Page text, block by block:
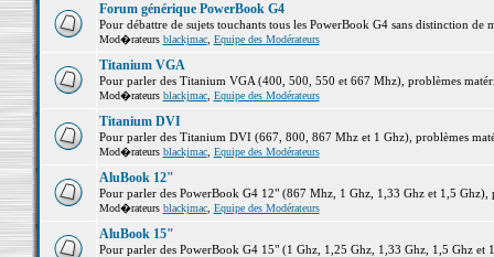
Forum générique PowerBook G4
Pour débattre de sujets touchants tous les PowerBook G4 sans distinction de
Mod�rateurs blackjmac, Equipe des Modérateurs
Titanium VGA
Pour parler des Titanium VGA (400, 500, 550 et 667 Mhz), problèmes
Mod�rateurs blackjmac, Equipe des Modérateurs
Titanium DVI
Pour parler des Titanium DVI (667, 800, 867 Mhz et 1 Ghz), problèmes
Mod�rateurs blackjmac, Equipe des Modérateurs
AluBook 12"
Pour parler des PowerBook G4 12" (867 Mhz, 1 Ghz, 1,33 Ghz et 1,5 Ghz),
Mod�rateurs blackjmac, Equipe des Modérateurs
AluBook 15"
Pour parler des PowerBook G4 15" (1 Ghz, 1,25 Ghz, 1,33 Ghz, 1,5 Ghz et